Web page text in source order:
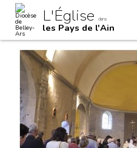
contenu.
Outils
personnels
L'Église dans
les Pays de l'Ain